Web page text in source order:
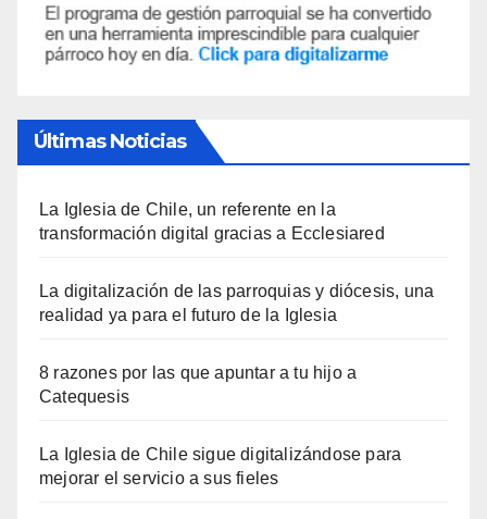
Últimas Noticias
La Iglesia de Chile, un referente en la
transformación digital gracias a Ecclesiared
La digitalización de las parroquias y diócesis, una
realidad ya para el futuro de la Iglesia
8 razones por las que apuntar a tu hijo a
Catequesis
La Iglesia de Chile sigue digitalizándose para
mejorar el servicio a sus fieles